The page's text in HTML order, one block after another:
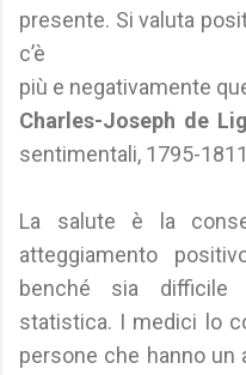
presente. Si valuta
c’è
più e negativamente
Charles-Joseph de
sentimentali, 1795-1811
La salute è la
atteggiamento
benché sia difficile
statistica. I medici lo
persone che hanno